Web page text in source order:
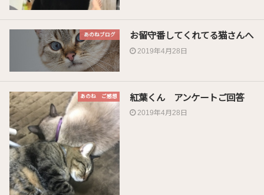
あのねブログ お留守番してくれてる猫さんへ
2019年4月28日
あのね ご感想 紅葉くん アンケートご回答
2019年4月28日